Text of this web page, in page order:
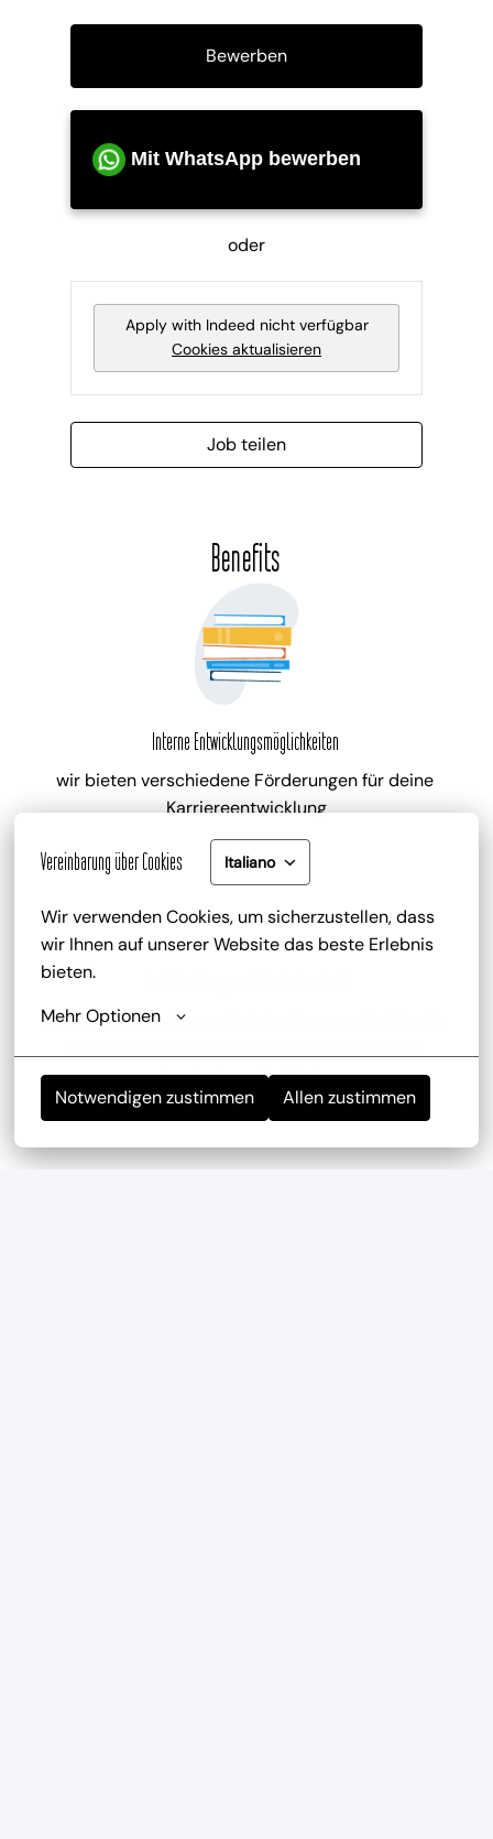
Vereinbarung über Cookies Italiano
Wir verwenden Cookies, um sicherzustellen, dass
wir Ihnen auf unserer Website das beste Erlebnis
bieten.
Mehr Optionen
Notwendigen zustimmen Allen zustimmen
Bewerben
Mit WhatsApp bewerben
oder
Apply with Indeed nicht verfügbar
Cookies aktualisieren
Job teilen
Benefits
Interne Entwicklungsmöglichkeiten
wir bieten verschiedene Förderungen für deine
Karriereentwicklung
zu deinem attraktiven Gehalt gib es zusätzlich die
kostenlose Getränke